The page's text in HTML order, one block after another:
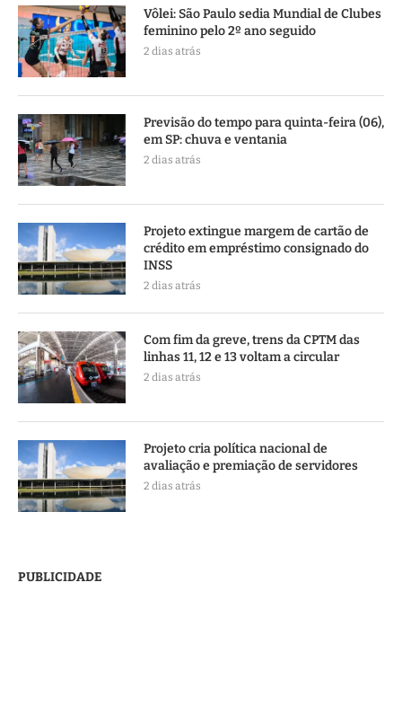
Vôlei: São Paulo sedia Mundial de Clubes
feminino pelo 2º ano seguido
2 dias atrás
Previsão do tempo para quinta-feira (06),
em SP: chuva e ventania
2 dias atrás
Projeto extingue margem de cartão de
crédito em empréstimo consignado do
INSS
2 dias atrás
Com fim da greve, trens da CPTM das
linhas 11, 12 e 13 voltam a circular
2 dias atrás
Projeto cria política nacional de
avaliação e premiação de servidores
2 dias atrás
PUBLICIDADE